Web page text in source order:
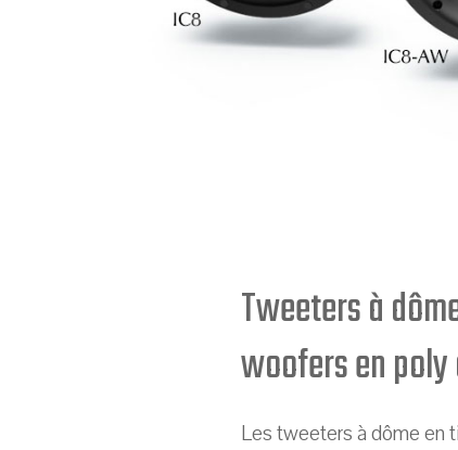
Tweeters à
woofers en
Les tweeters à dôme en